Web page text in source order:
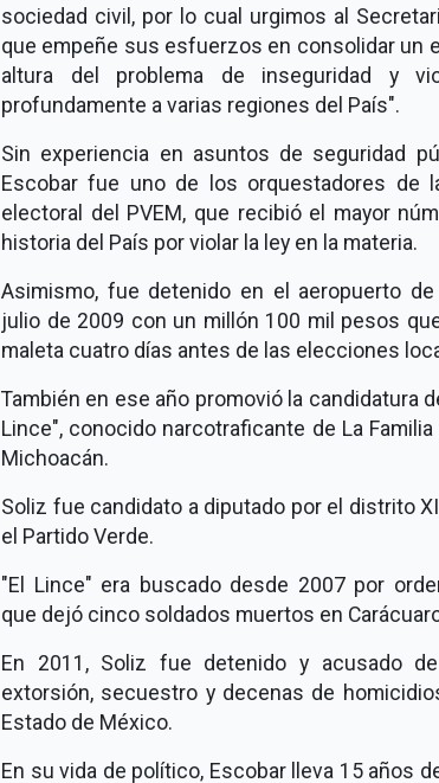
sociedad civil, por lo cual urgimos al
que empeñe sus esfuerzos en consolidar un
altura del problema de inseguridad y
profundamente a varias regiones del País".
Sin experiencia en asuntos de seguridad
Escobar fue uno de los orquestadores de
electoral del PVEM, que recibió el mayor
historia del País por violar la ley en la materia.
Asimismo, fue detenido en el aeropuerto
julio de 2009 con un millón 100 mil pesos
maleta cuatro días antes de las elecciones
También en ese año promovió la candidatura
Lince", conocido narcotraficante de La
Michoacán.
Soliz fue candidato a diputado por el distrito
el Partido Verde.
"El Lince" era buscado desde 2007 por
que dejó cinco soldados muertos en
En 2011, Soliz fue detenido y acusado
extorsión, secuestro y decenas de
Estado de México.
En su vida de político, Escobar lleva 15 años